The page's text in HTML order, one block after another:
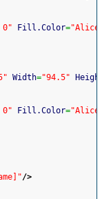
0" Fill.Color=
Width="94.5" Height
0" Fill.Color=
/>